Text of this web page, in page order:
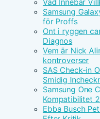
Vad Innebär
Samsung
för Proffs
Ont i ryggen
Diagnos
Vem är Nick
kontroverser
SAS Check-in
Smidig
Samsung One
Kompatibilitet
Ebba Busch